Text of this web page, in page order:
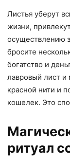
Листья уберут
жизни,
осуществлению
бросите
богатство и
лавровый лист
красной нити и
кошелек. Это
ритуал